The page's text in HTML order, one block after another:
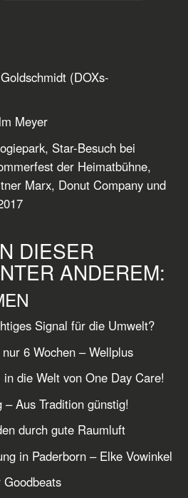
(DOXs-
Meyer
Star-Besuch bei
der Heimatbühne,
Marx, Donut Company und
DIESER
ANDEREM:
Signal für die Umwelt?
6 Wochen – Wellplus
die Welt von One Day Care!
Aus Tradition günstig!
durch gute Raumluft
in Paderborn – Elke Vowinkel